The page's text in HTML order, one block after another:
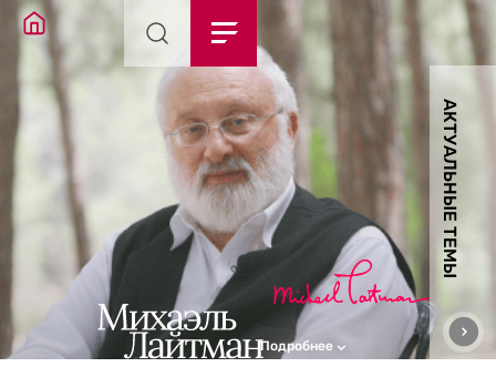
АКТУАЛЬНЫЕ ТЕМЫ
Подробнее